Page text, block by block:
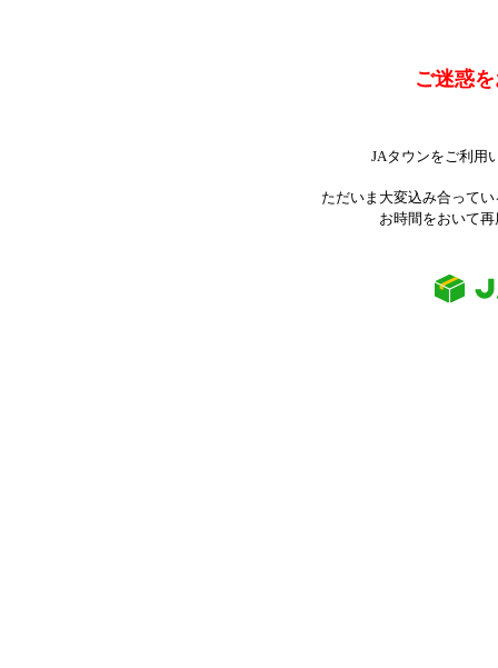
ご迷惑
JAタウンをご利用
ただいま大変込み合って
お時間をおいて